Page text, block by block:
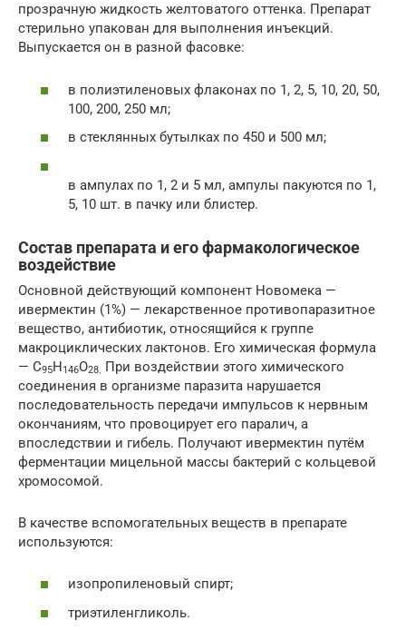
прозрачную жидкость желтоватого оттенка. Препарат
стерильно упакован для выполнения инъекций.
Выпускается он в разной фасовке:
в полиэтиленовых флаконах по 1, 2, 5, 10, 20, 50,
100, 200, 250 мл;
в стеклянных бутылках по 450 и 500 мл;
в ампулах по 1, 2 и 5 мл, ампулы пакуются по 1,
5, 10 шт. в пачку или блистер.
Состав препарата и его фармакологическое
воздействие
Основной действующий компонент Новомека —
ивермектин (1%) — лекарственное противопаразитное
вещество, антибиотик, относящийся к группе
макроциклических лактонов. Его химическая формула
— C95H146O28. При воздействии этого химического
соединения в организме паразита нарушается
последовательность передачи импульсов к нервным
окончаниям, что провоцирует его паралич, а
впоследствии и гибель. Получают ивермектин путём
ферментации мицельной массы бактерий с кольцевой
хромосомой.
В качестве вспомогательных веществ в препарате
используются:
изопропиленовый спирт;
триэтиленгликоль.